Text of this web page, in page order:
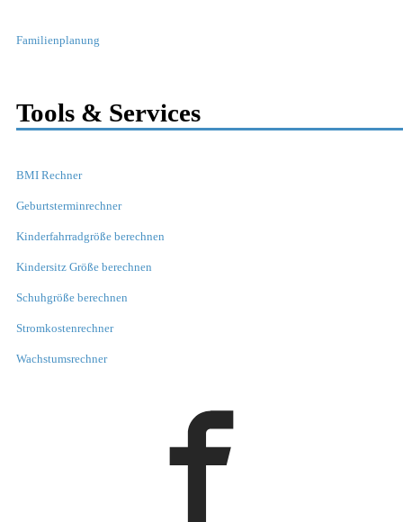
Familienplanung
Tools & Services
BMI Rechner
Geburtsterminrechner
Kinderfahrradgröße berechnen
Kindersitz Größe berechnen
Schuhgröße berechnen
Stromkostenrechner
Wachstumsrechner